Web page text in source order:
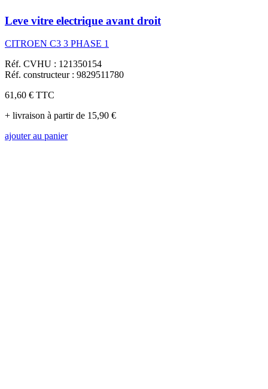
Leve vitre electrique avant droit
CITROEN C3 3 PHASE 1
Réf. CVHU : 121350154
Réf. constructeur : 9829511780
61,60 € TTC
+ livraison à partir de 15,90 €
ajouter au panier